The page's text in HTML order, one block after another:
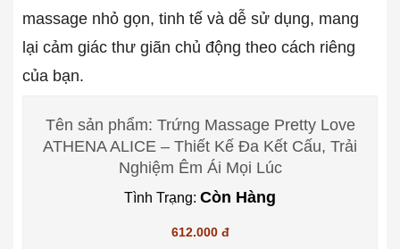
massage nhỏ gọn, tinh tế và dễ sử dụng, mang
lại cảm giác thư giãn chủ động theo cách riêng
của bạn.
Tên sản phẩm: Trứng Massage Pretty Love
ATHENA ALICE – Thiết Kế Đa Kết Cấu, Trải
Nghiệm Êm Ái Mọi Lúc
Tình Trạng: Còn Hàng
612.000 đ